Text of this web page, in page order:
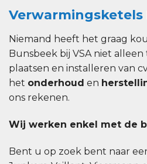
Verwarmingsketels
Niemand heeft het graag
Bunsbeek bij VSA niet
plaatsen en installeren van
het onderhoud en
ons rekenen.
Wij werken enkel met de
Bent u op zoek bent naar